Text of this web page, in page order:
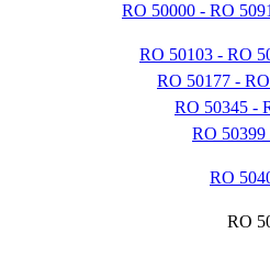
RO 50000 - RO
RO 50103 - RO
RO 50177 -
RO 50345 -
RO
RO
RO